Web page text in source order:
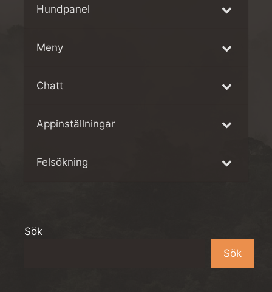
Hundpanel
Meny
Chatt
Appinställningar
Felsökning
Sök
Sök